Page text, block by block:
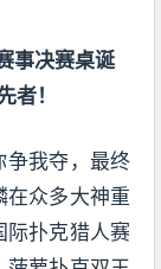
我夺，最终
众多大神重
扑克猎人赛